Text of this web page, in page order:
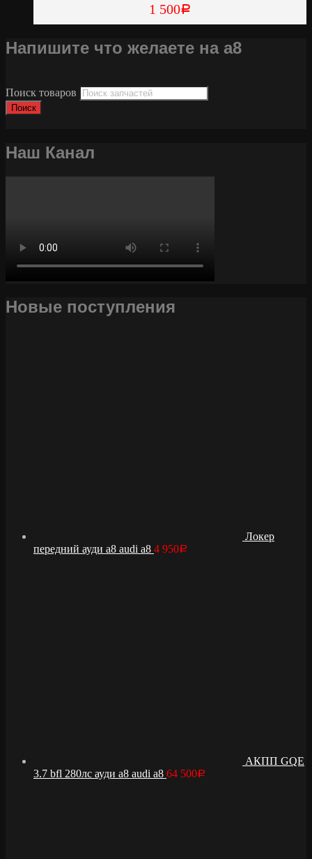
1 500Р
Напишите что желаете на а8
Поиск товаров
Поиск
Наш Канал
Новые поступления
Локер
передний ауди а8 audi a8 4 950Р
АКПП GQE
3.7 bfl 280лс ауди а8 audi a8 64 500Р